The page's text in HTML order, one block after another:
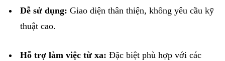
Dễ sử dụng: Giao diện thân thiện, không yêu cầu kỹ
thuật cao.
Hỗ trợ làm việc từxa: Đặc biệt phù hợp với các